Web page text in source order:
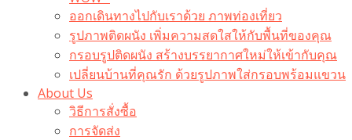
ออกเดินทางไปกับเราด้วย ภาพท่องเที่ยว
รูปภาพติดผนัง เพิ่มความสดใสให้กับพื้นที่ของคุณ
กรอบรูปติดผนัง สร้างบรรยากาศใหม่ให้เข้ากับคุณ
เปลี่ยนบ้านที่คุณรัก ด้วยรูปภาพใส่กรอบพร้อมแขวน​
About Us
วิธีการสั่งซื้อ
การจัดส่ง